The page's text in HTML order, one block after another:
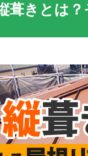
葺きとは